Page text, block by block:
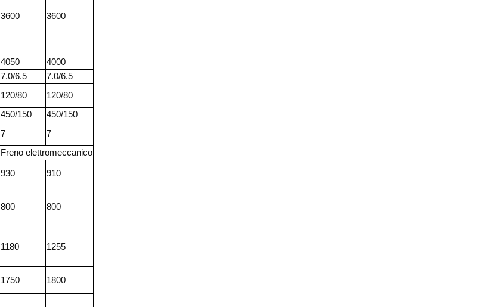
3600 3600
4050
4000
7.0/6.5
7.0/6.5
120/80
120/80
450/150
450/150
7
7
Freno elettromeccanico
930 910
800 800
1180 1255
1750 1800